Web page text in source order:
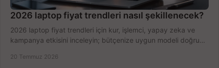
2026 laptop fiyat trendleri nasıl şekillenecek?
2026 laptop fiyat trendleri için kur, işlemci, yapay zeka ve
kampanya etkisini inceleyin; bütçenize uygun modeli doğru
20 Temmuz 2026